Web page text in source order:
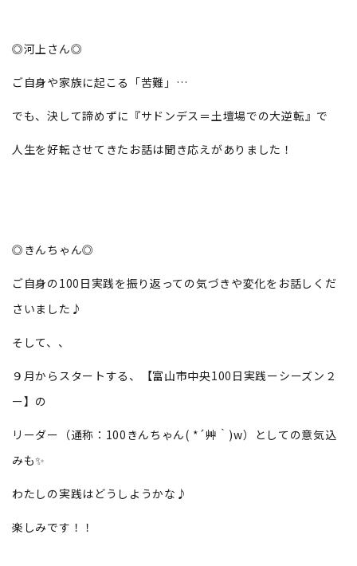
◎河上さん◎
ご自身や家族に起こる「苦難」…
でも、決して諦めずに『サドンデス＝土壇場での大逆転』で
人生を好転させてきたお話は聞き応えがありました！
◎きんちゃん◎
ご自身の100日実践を振り返っての気づきや変化をお話しくだ
さいました♪
そして、、
９月からスタートする、【富山市中央100日実践ーシーズン２
ー】の
リーダー（通称：100きんちゃん( *´艸｀)w）としての意気込
みも✨
わたしの実践はどうしようかな♪
楽しみです！！